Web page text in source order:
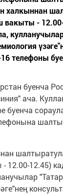
халкыннан
вакыты -
телефоны
буенча
ача.
буенча
12.00-12.45)